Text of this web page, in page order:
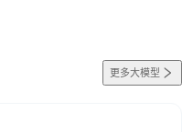
更多大模型